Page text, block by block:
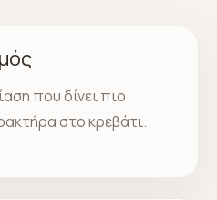
που δίνει πιο
στο κρεβάτι.